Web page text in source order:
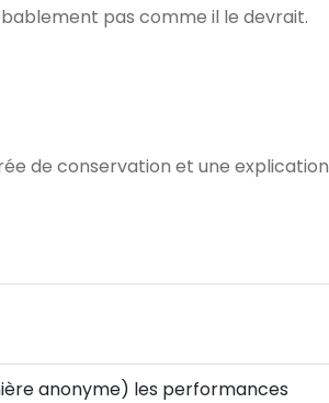
pas comme il le devrait.
de conservation et une explication
anonyme) les performances